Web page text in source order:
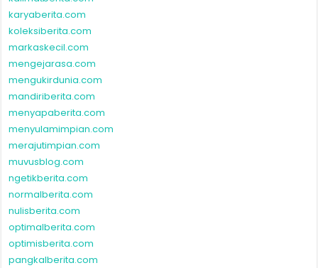
karyaberita.com
koleksiberita.com
markaskecil.com
mengejarasa.com
mengukirdunia.com
mandiriberita.com
menyapaberita.com
menyulamimpian.com
merajutimpian.com
muvusblog.com
ngetikberita.com
normalberita.com
nulisberita.com
optimalberita.com
optimisberita.com
pangkalberita.com